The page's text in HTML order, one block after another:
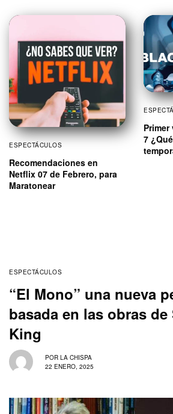
ESPECTÁCULOS
Recomendaciones en
Netflix 07 de Febrero, para
Maratonear
7
ESPECTÁCULOS
“El Mono” una nueva
basada en las obras de
King
POR LA CHISPA
22 ENERO, 2025